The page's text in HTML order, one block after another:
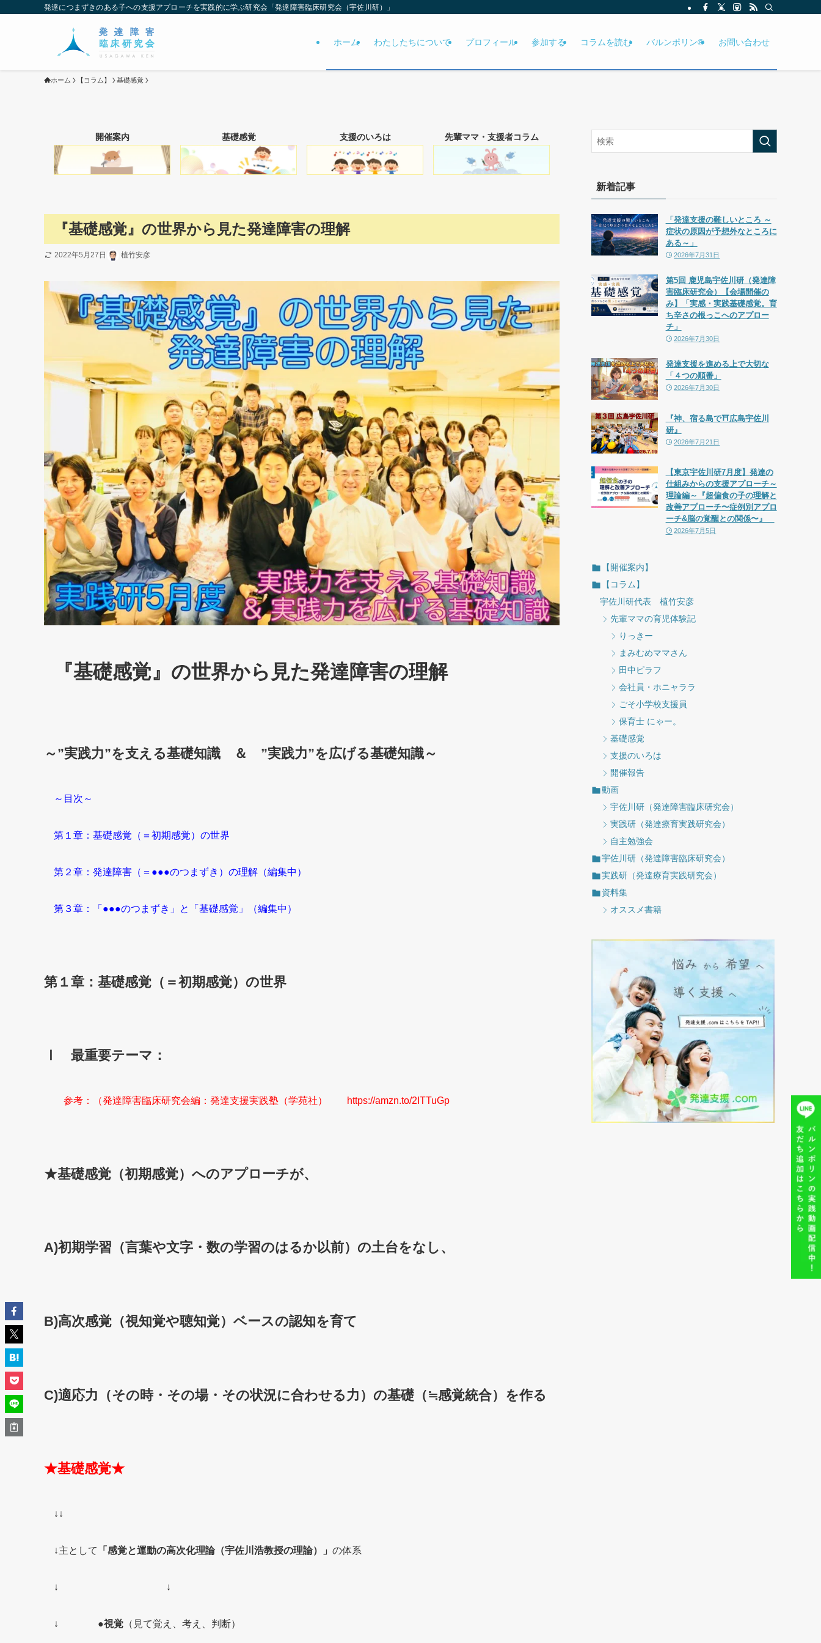
発達につまずきのある子への支援アプローチを実践的に学ぶ研究会「発達障害臨床研究会（宇佐川研）」
ホーム わたしたちについて プロフィール 参加する コラムを読む バルンポリン® お問い合わせ
ホーム 【コラム】 基礎感覚
開催案内 基礎感覚 支援のいろは 先輩ママ・支援者コラム
『基礎感覚』の世界から見た発達障害の理解
2022年5月27日 植竹安彦
『基礎感覚』の世界から見た発達障害の理解
～”実践力”を支える基礎知識 ＆ ”実践力”を広げる基礎知識～
～目次～
第１章：基礎感覚（＝初期感覚）の世界
第２章：発達障害（＝●●●のつまずき）の理解（編集中）
第３章：「●●●のつまずき」と「基礎感覚」（編集中）
第１章：基礎感覚（＝初期感覚）の世界
Ⅰ 最重要テーマ：
参考：（発達障害臨床研究会編：発達支援実践塾（学苑社） https://amzn.to/2ITTuGp
★基礎感覚（初期感覚）へのアプローチが、
A)初期学習（言葉や文字・数の学習のはるか以前）の土台をなし、
B)高次感覚（視知覚や聴知覚）ベースの認知を育て
C)適応力（その時・その場・その状況に合わせる力）の基礎（≒感覚統合）を作る
★基礎感覚★
↓↓
↓主として 「感覚と運動の高次化理論（宇佐川浩教授の理論）」 の体系
↓ ↓
↓ ●視覚 （見て覚え、考え、判断）
新着記事
「発達支援の難しいところ ～
症状の原因が予想外なところに
ある～」
2026年7月31日
第5回 鹿児島宇佐川研（発達障
害臨床研究会）【会場開催の
み】「実感・実践基礎感覚。育
ち辛さの根っこへのアプロー
チ」
2026年7月30日
発達支援を進める上で大切な
「４つの順番」
2026年7月30日
『神、宿る島で⛩広島宇佐川
研』
2026年7月21日
【東京宇佐川研7月度】発達の
仕組みからの支援アプローチ～
理論編～『超偏食の子の理解と
改善アプローチ〜症例別アプロ
ーチ&脳の覚醒との関係〜』
2026年7月5日
【開催案内】
【コラム】
宇佐川研代表 植竹安彦
先輩ママの育児体験記
りっきー
まみむめママさん
田中ピラフ
会社員・ホニャララ
ごそ小学校支援員
保育士 にゃー。
基礎感覚
支援のいろは
開催報告
動画
宇佐川研（発達障害臨床研究会）
実践研（発達療育実践研究会）
自主勉強会
宇佐川研（発達障害臨床研究会）
実践研（発達療育実践研究会）
資料集
オススメ書籍